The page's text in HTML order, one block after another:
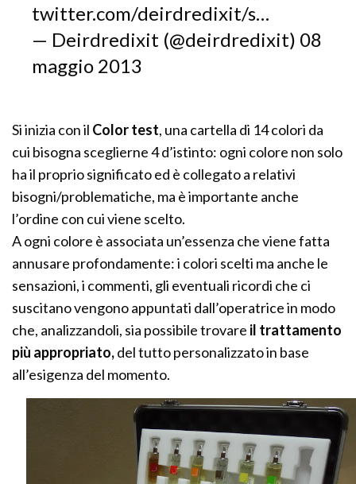
twitter.com/deirdredixit/s…
— Deirdredixit (@deirdredixit) 08
maggio 2013
Si inizia con il Color test, una cartella di 14 colori da
cui bisogna sceglierne 4 d’istinto: ogni colore non solo
ha il proprio significato ed è collegato a relativi
bisogni/problematiche, ma è importante anche
l’ordine con cui viene scelto.
A ogni colore è associata un’essenza che viene fatta
annusare profondamente: i colori scelti ma anche le
sensazioni, i commenti, gli eventuali ricordi che ci
suscitano vengono appuntati dall’operatrice in modo
che, analizzandoli, sia possibile trovare il trattamento
più appropriato,del tutto personalizzato in base
all’esigenza del momento.